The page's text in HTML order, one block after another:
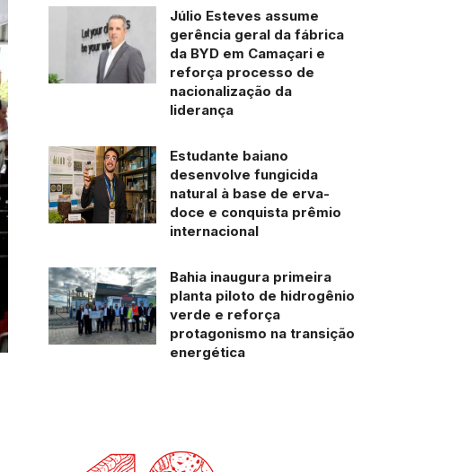
Júlio Esteves assume
gerência geral da fábrica
da BYD em Camaçari e
reforça processo de
nacionalização da
liderança
Estudante baiano
desenvolve fungicida
natural à base de erva-
doce e conquista prêmio
internacional
Bahia inaugura primeira
planta piloto de hidrogênio
verde e reforça
protagonismo na transição
energética